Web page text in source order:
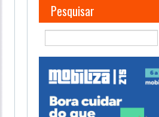
Pesquisar